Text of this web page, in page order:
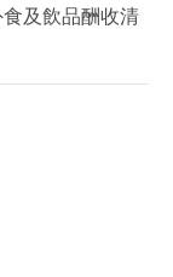
及飲品酬收清